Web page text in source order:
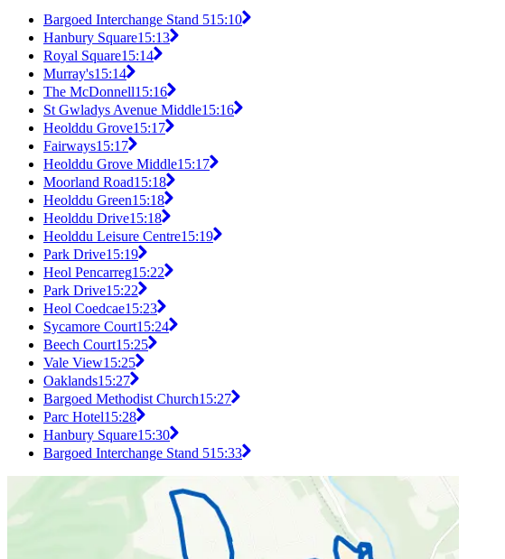
Bargoed Interchange Stand 515:10
Hanbury Square15:13
Royal Square15:14
Murray's15:14
The McDonnell15:16
St Gwladys Avenue Middle15:16
Heolddu Grove15:17
Fairways15:17
Heolddu Grove Middle15:17
Moorland Road15:18
Heolddu Green15:18
Heolddu Drive15:18
Heolddu Leisure Centre15:19
Park Drive15:19
Heol Pencarreg15:22
Park Drive15:22
Heol Coedcae15:23
Sycamore Court15:24
Beech Court15:25
Vale View15:25
Oaklands15:27
Bargoed Methodist Church15:27
Parc Hotel15:28
Hanbury Square15:30
Bargoed Interchange Stand 515:33